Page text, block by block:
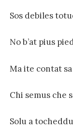
Sos debiles
No b’at pius
Ma ite contat
Chi semus che
Solu a